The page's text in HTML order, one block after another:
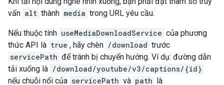
vấn alt thành media trong URL yêu cầu.
Nếu thuộc tính useMediaDownloadService của phương
thức API là true , hãy chèn /download trước
servicePath để tránh bị chuyển hướng. Ví dụ: đường dẫn
tải xuống là /download/youtube/v3/captions/{id}
nếu chuỗi nối của servicePath và path là